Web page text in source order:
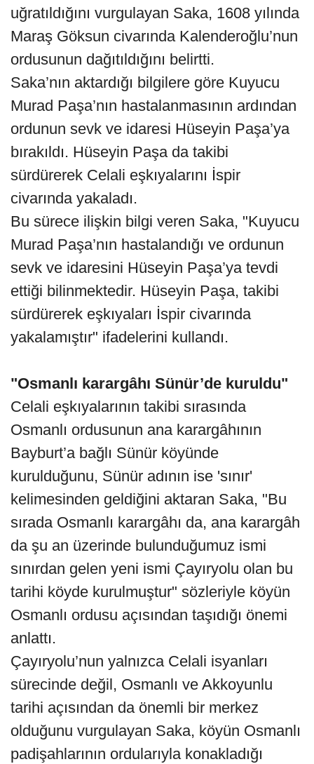
uğratıldığını vurgulayan Saka, 1608 yılında
Maraş Göksun civarında Kalenderoğlu’nun
ordusunun dağıtıldığını belirtti.
Saka’nın aktardığı bilgilere göre Kuyucu
Murad Paşa’nın hastalanmasının ardından
ordunun sevk ve idaresi Hüseyin Paşa’ya
bırakıldı. Hüseyin Paşa da takibi
sürdürerek Celali eşkıyalarını İspir
civarında yakaladı.
Bu sürece ilişkin bilgi veren Saka, "Kuyucu
Murad Paşa’nın hastalandığı ve ordunun
sevk ve idaresini Hüseyin Paşa’ya tevdi
ettiği bilinmektedir. Hüseyin Paşa, takibi
sürdürerek eşkıyaları İspir civarında
yakalamıştır" ifadelerini kullandı.
"Osmanlı karargâhı Sünür’de kuruldu"
Celali eşkıyalarının takibi sırasında
Osmanlı ordusunun ana karargâhının
Bayburt’a bağlı Sünür köyünde
kurulduğunu, Sünür adının ise 'sınır'
kelimesinden geldiğini aktaran Saka, "Bu
sırada Osmanlı karargâhı da, ana karargâh
da şu an üzerinde bulunduğumuz ismi
sınırdan gelen yeni ismi Çayıryolu olan bu
tarihi köyde kurulmuştur" sözleriyle köyün
Osmanlı ordusu açısından taşıdığı önemi
anlattı.
Çayıryolu’nun yalnızca Celali isyanları
sürecinde değil, Osmanlı ve Akkoyunlu
tarihi açısından da önemli bir merkez
olduğunu vurgulayan Saka, köyün Osmanlı
padişahlarının ordularıyla konakladığı